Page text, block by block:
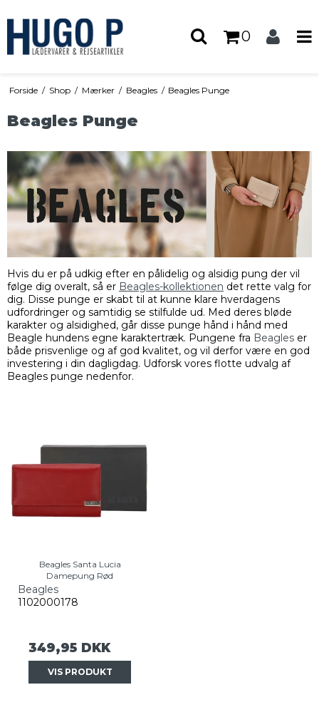
0
Forside / Shop / Mærker / Beagles / Beagles Punge
Beagles Punge
Hvis du er på udkig efter en pålidelig og alsidig pung der vil
følge dig overalt, så er Beagles-kollektionen det rette valg for
dig. Disse punge er skabt til at kunne klare hverdagens
udfordringer og samtidig se stilfulde ud. Med deres bløde
karakter og alsidighed, går disse punge hånd i hånd med
Beagle hundens egne karaktertræk. Pungene fra Beagles er
både prisvenlige og af god kvalitet, og vil derfor være en god
investering i din dagligdag. Udforsk vores flotte udvalg af
Beagles punge nedenfor.
Beagles Santa Lucia
Damepung Rød
Beagles
1102000178
349,95 DKK
VIS PRODUKT